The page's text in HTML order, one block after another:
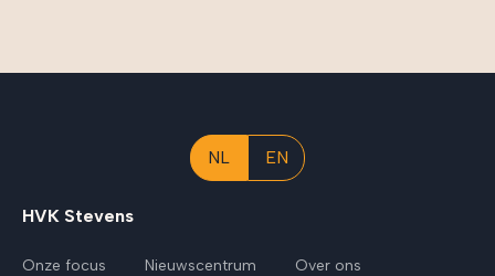
NL EN
HVK Stevens
Onze focus Nieuwscentrum Over ons